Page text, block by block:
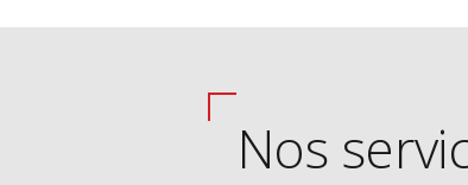
Nos